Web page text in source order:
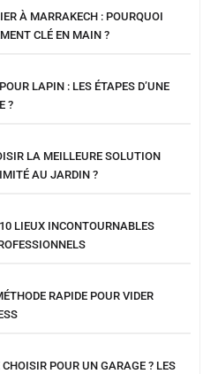
À MARRAKECH : POURQUOI
CLÉ EN MAIN ?
LAPIN : LES ÉTAPES D’UNE
?
LA MEILLEURE SOLUTION
AU JARDIN ?
LIEUX INCONTOURNABLES
RAPIDE POUR VIDER
POUR UN GARAGE ? LES